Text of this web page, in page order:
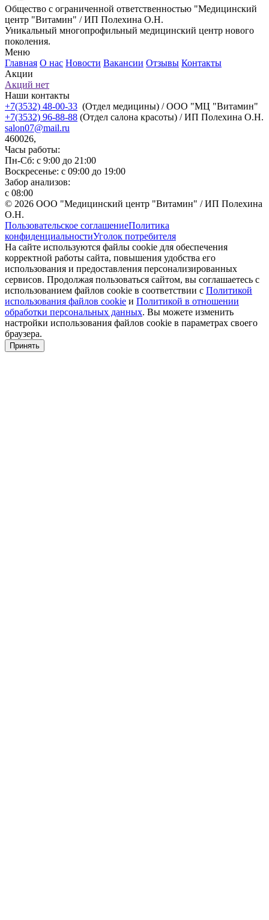
Общество с ограниченной ответственностью "Медицинский
центр "Витамин" / ИП Полехина О.Н.
Уникальный многопрофильный медицинский центр нового
поколения.
Меню
Главная О нас Новости Вакансии Отзывы Контакты
Акции
Акций нет
Наши контакты
+7(3532) 48-00-33 (Отдел медицины) / ООО "МЦ "Витамин"
+7(3532) 96-88-88 (Отдел салона красоты) / ИП Полехина О.Н.
salon07@mail.ru
460026,
Часы работы:
Пн-Сб: с 9:00 до 21:00
Воскресенье: с 09:00 до 19:00
Забор анализов:
с 08:00
© 2026 ООО "Медицинский центр "Витамин" / ИП Полехина
О.Н.
Пользовательское соглашениеПолитика
конфиденциальностиУголок потребителя
На сайте используются файлы cookie для обеспечения
корректной работы сайта, повышения удобства его
использования и предоставления персонализированных
сервисов. Продолжая пользоваться сайтом, вы соглашаетесь с
использованием файлов cookie в соответствии с Политикой
использования файлов cookie и Политикой в отношении
обработки персональных данных. Вы можете изменить
настройки использования файлов cookie в параметрах своего
браузера.
Принять